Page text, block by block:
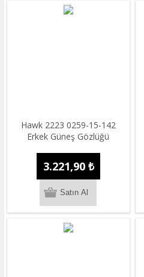
Hawk 2223 0259-15-142
Erkek Güneş Gözlüğü
3.221,90 ₺